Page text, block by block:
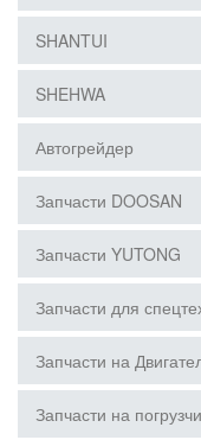
SHANTUI
SHEHWA
Автогрейдер
Запчасти DOOSAN
Запчасти YUTONG
Запчасти для
Запчасти на
Запчасти на